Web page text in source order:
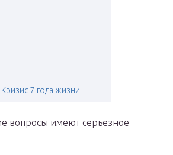
Кризис 7 года жизни
вопросы имеют серьезное